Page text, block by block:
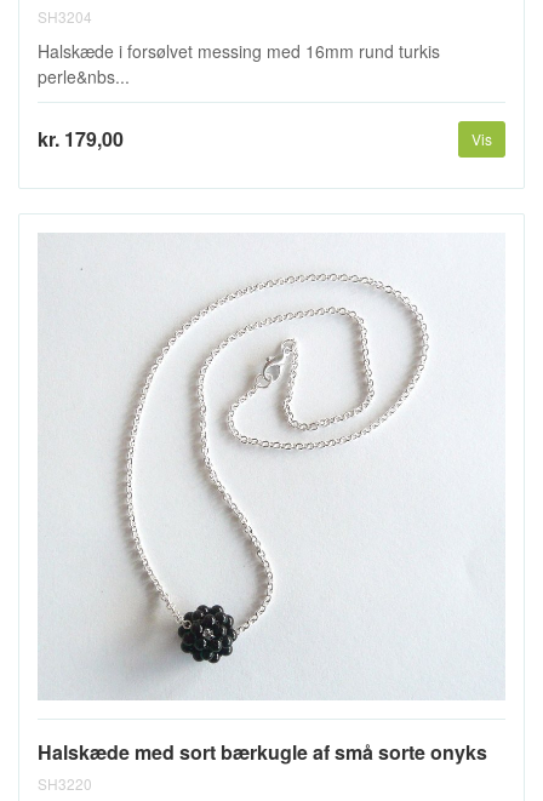
SH3204
Halskæde i forsølvet messing med 16mm rund turkis
perle&nbs...
kr. 179,00 Vis
Halskæde med sort bærkugle af små sorte onyks
SH3220